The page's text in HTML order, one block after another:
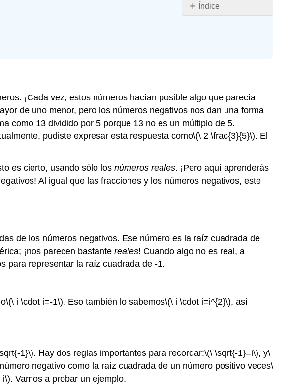
Índice
para
simplificar
las
raíces
de
números
negativos
la
raíz
negativo
y
complejos
¡Cada vez, estos números hacían posible algo que parecía
de uno menor, pero los números negativos nos dan una forma
como 13 dividido por 5 porque 13 no es un múltiplo de 5.
pudiste expresar esta respuesta como\(\ 2 \frac{3}{5}\). El
es cierto, usando sólo los números reales. ¡Pero aquí aprenderás
Al igual que las fracciones y los números negativos, este
de los números negativos. Ese número es la raíz cuadrada de
¡nos parecen bastante reales! Cuando algo no es real, a
para representar la raíz cuadrada de -1.
o\(\ i \cdot i=-1\). Eso también lo sabemos\(\ i \cdot i=i^{2}\), así
1}\). Hay dos reglas importantes para recordar:\(\ \sqrt{-1}=i\), y\
negativo como la raíz cuadrada de un número positivo veces\
i\). Vamos a probar un ejemplo.